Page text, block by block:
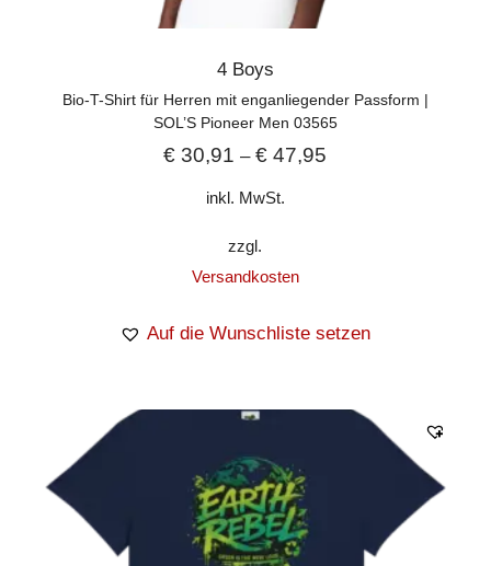
4 Boys
Bio-T-Shirt für Herren mit enganliegender Passform |
SOL’S Pioneer Men 03565
€ 30,91 –€ 47,95
inkl. MwSt.
zzgl.
Versandkosten
Auf die Wunschliste setzen